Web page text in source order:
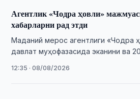
Агентлик «Чодра ҳовли»
хабарларни рад этди
Маданий мерос агентлиги «Чодра
давлат муҳофазасида эканини ва
12:35 · 08/08/2026